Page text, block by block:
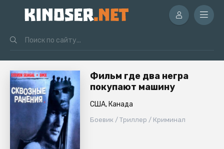
Фильм где два негра
покупают машину
США, Канада
Боевик / Триллер / Криминал